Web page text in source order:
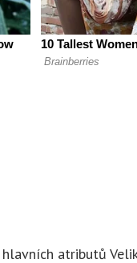
atributů